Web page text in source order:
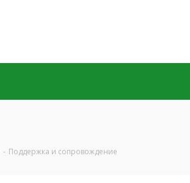
- Поддержка и сопровождение